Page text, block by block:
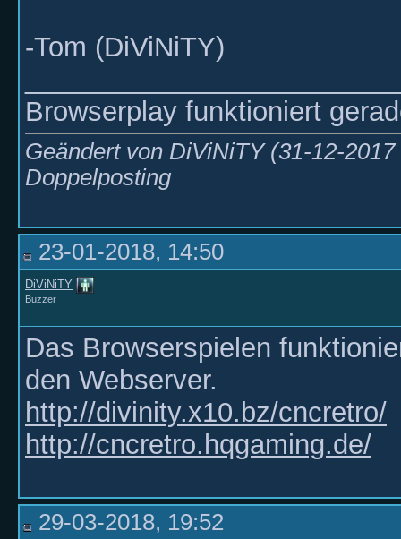
-Tom (DiViNiTY)
Browserplay funktioniert
Geändert von DiViNiTY (31-12-
Doppelposting
23-01-2018, 14:50
DiViNiTY
Buzzer
Das Browserspielen
den Webserver.
http://divinity.x10.bz/cncretro/
http://cncretro.hqgaming.de/
29-03-2018, 19:52